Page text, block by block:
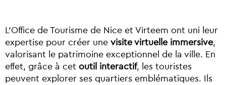
L’Office de Tourisme de Nice et Virteem ont uni leur
expertise pour créer une visite virtuelle immersive,
valorisant le patrimoine exceptionnel de la ville. En
effet, grâce à cet outil interactif, les touristes
peuvent explorer ses quartiers emblématiques. Ils